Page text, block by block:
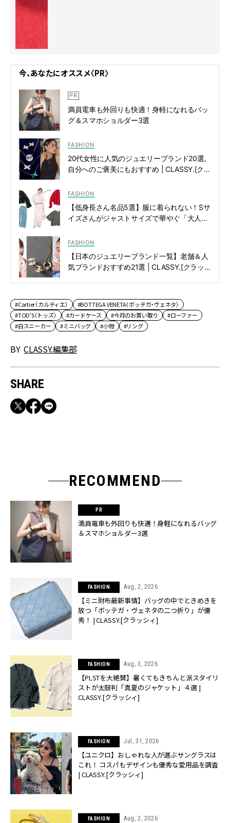
今、あなたにオススメ〈PR〉
満員電車も外回りも快適！身軽になれるバッ
グ＆スマホショルダー3選
FASHION
20代女性に人気のジュエリーブランド20選。
自分へのご褒美にもおすすめ | CLASSY.[クラ
FASHION
【低身長さん名品5選】服に着られない！Sサ
イズさんがジャストサイズで華やぐ「大人の
FASHION
【日本のジュエリーブランド一覧】老舗＆人
気ブランドおすすめ21選 | CLASSY.[クラッ
#Cartier（カルティエ）
#BOTTEGA VENETA（ボッテガ・ヴェネタ）
#TOD’S（トッズ）
#カードケース #今月のお買い取り
#ローファー
#白スニーカー
#ミニバッグ #小物 #リング
BY CLASSY.編集部
SHARE
RECOMMEND
満員電車も外回りも快適！身軽になれるバッグ
＆スマホショルダー3選
FASHION Aug, 2, 2026
【ミニ財布最新事情】バッグの中でときめきを
放つ「ボッテガ・ヴェネタの二つ折り」が優
秀！ | CLASSY.[クラッシィ]
FASHION Aug, 3, 2026
【PLSTを大絶賛】暑くてもきちんと派スタイリ
ストが太鼓判「真夏のジャケット」４選 |
CLASSY.[クラッシィ]
FASHION Jul, 31, 2026
【ユニクロ】おしゃれな人が選ぶサングラスは
これ！ コスパもデザインも優秀な愛用品を調査
| CLASSY.[クラッシィ]
FASHION Aug, 2, 2026